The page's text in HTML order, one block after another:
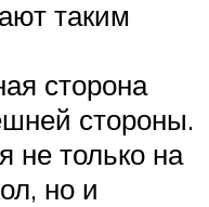
таким
сторона
стороны.
не только на
но и